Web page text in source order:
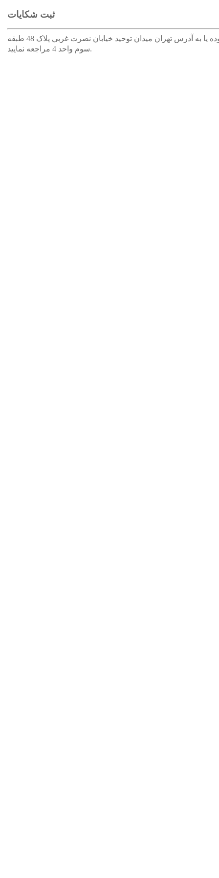
ثبت شکایات
جهت ثبت و پیگیری شکایات لطفا با شماره تلفن 02161304030 تماس حاصل نموده یا به آدرس تهران ميدان توحيد خيابان نصرت غربي پلاک 48 طبقه
سوم واحد 4 مراجعه نمایید.